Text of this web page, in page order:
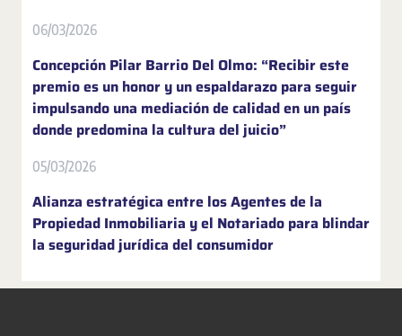
06/03/2026
Concepción Pilar Barrio Del Olmo: “Recibir este
premio es un honor y un espaldarazo para seguir
impulsando una mediación de calidad en un país
donde predomina la cultura del juicio”
05/03/2026
Alianza estratégica entre los Agentes de la
Propiedad Inmobiliaria y el Notariado para blindar
la seguridad jurídica del consumidor